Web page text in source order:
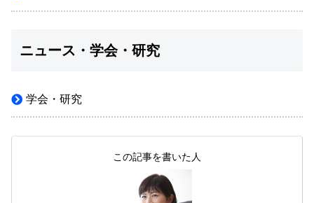
ニュース・学会・研究
学会・研究
この記事を書いた人